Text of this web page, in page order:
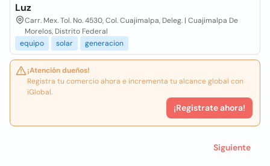
Luz
Carr. Mex. Tol. No. 4530, Col. Cuajimalpa, Deleg. | Cuajimalpa De
Morelos, Distrito Federal
equipo
solar generacion
¡Atención dueños!
Registra tu comercio ahora e incrementa tu alcance global con
iGlobal.
¡Registrate ahora!
Siguiente